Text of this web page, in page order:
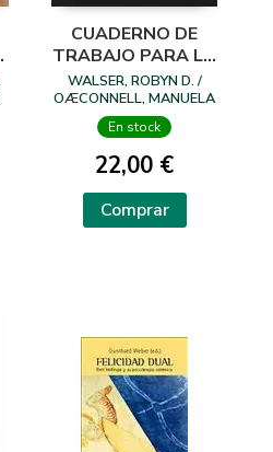
CUADERNO DE
TRABAJO PARA LA
IRA BASADO EN LA
TERAPIA DE
ACEPTACIO
WALSER, ROBYN D. /
OÆCONNELL, MANUELA
En stock
22,00 €
Comprar